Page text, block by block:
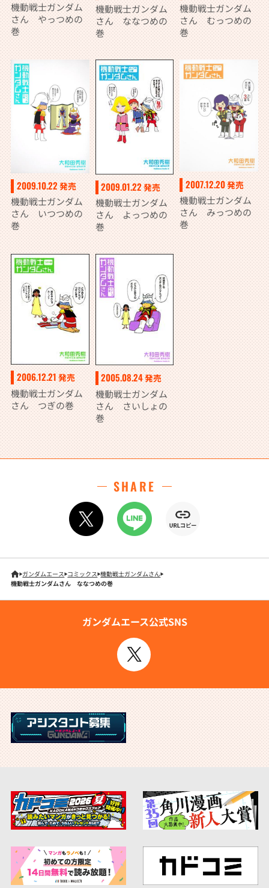
機動戦士ガンダム
さん やっつめの
巻
機動戦士ガンダム
さん ななつめの
巻
機動戦士ガンダム
さん むっつめの
巻
2009.10.22発売
機動戦士ガンダム
さん いつつめの
巻
2009.01.22発売
機動戦士ガンダム
さん よっつめの
巻
2007.12.20発売
機動戦士ガンダム
さん みっつめの
巻
2006.12.21 発売
機動戦士ガンダム
さん つぎの巻
2005.08.24発売
機動戦士ガンダム
さん さいしょの
巻
SHARE
ガンダムエース コミックス 機動戦士ガンダムさん
機動戦士ガンダムさん ななつめの巻
ガンダムエース公式SNS